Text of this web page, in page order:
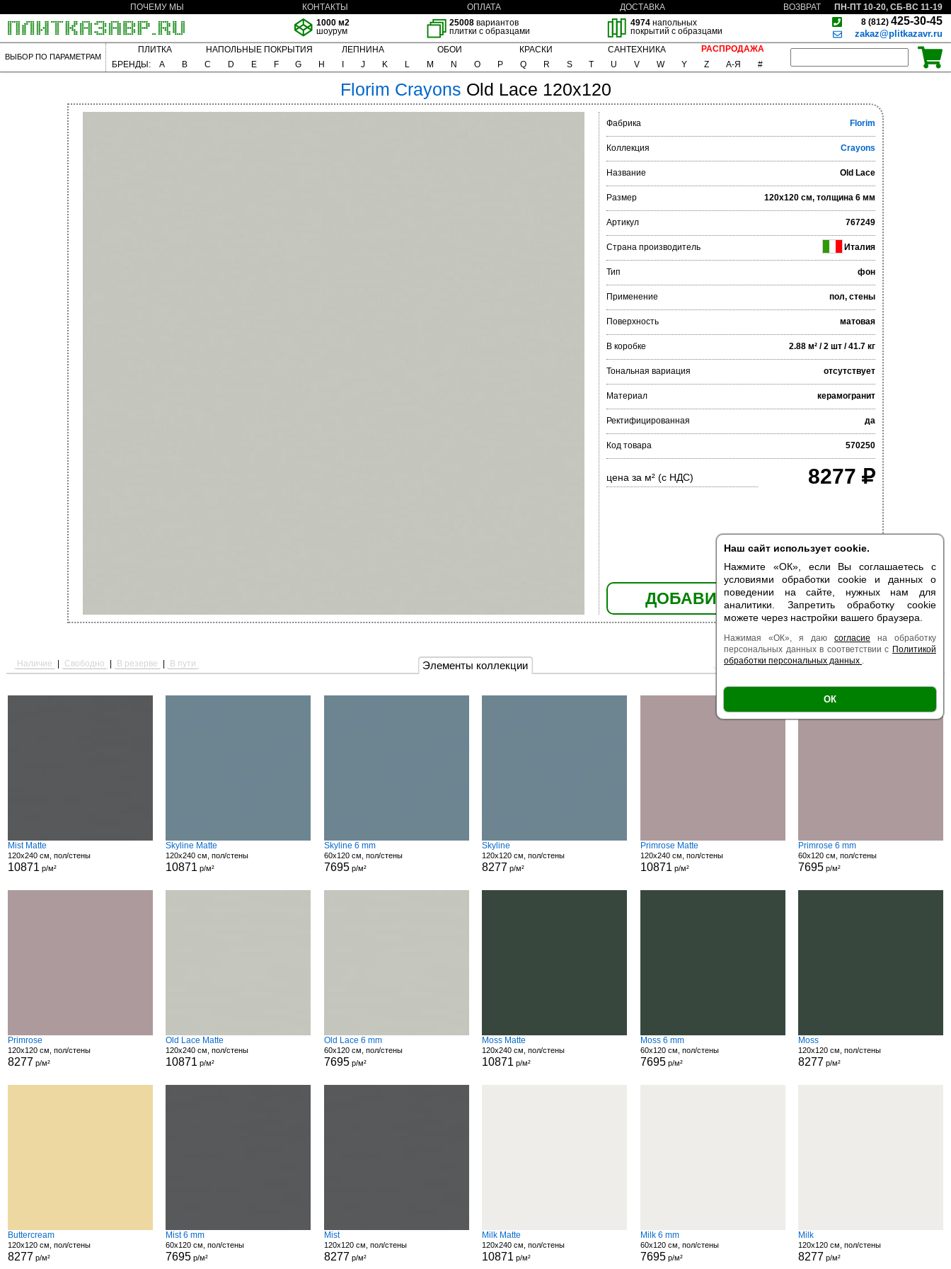
Наш сайт использует cookie.
Нажмите «ОК», если Вы соглашаетесь с
условиями обработки cookie и данных о
поведении на сайте, нужных нам для
аналитики. Запретить обработку cookie
можете через настройки вашего браузера.
Нажимая «ОК», я даю согласие на обработку
персональных данных в соответствии с Политикой
обработки персональных данных .
ОК
ПОЧЕМУ МЫ КОНТАКТЫ ОПЛАТА ДОСТАВКА ВОЗВРАТ
ПН-ПТ 10-20, СБ-ВС 11-19
1000 м2
шоурум
25008 вариантов
плитки с образцами
4974напольных
покрытий с образцами
8 (812) 425-30-45
zakaz@plitkazavr.ru
ВЫБОР ПО ПАРАМЕТРАМ
ПЛИТКА НАПОЛЬНЫЕ ПОКРЫТИЯ ЛЕПНИНА ОБОИ КРАСКИ САНТЕХНИКА
РАСПРОДАЖА
БРЕНДЫ:
A B C D E F G H J K L M N O P Q R S T U V W Y Z А-Я #
Florim Crayons Old Lace 120x120
Фабрика Florim
Коллекция Crayons
Название Old Lace
Размер 120x120 см, толщина 6 мм
Артикул 767249
Страна производитель Италия
Тип фон
Применение пол, стены
Поверхность матовая
В коробке 2.88 м² / 2 шт / 41.7 кг
Тональная вариация отсутствует
Материал керамогранит
Ректифицированная да
Код товара 570250
цена за м² (с НДС) 8277
ДОБАВИТЬ В КОРЗИНУ
Элементы коллекции
Наличие Свободно В резерве В пути Есть образец | Поверхность |
Mist Matte
120x240 см, пол/стены
10871 р/м²
Skyline Matte
120x240 см, пол/стены
10871 р/м²
Skyline 6 mm
60x120 см, пол/стены
7695р/м²
Skyline
120x120 см, пол/стены
8277 р/м²
Primrose Matte
120x240 см, пол/стены
10871 р/м²
Primrose 6 mm
60x120 см, пол/стены
7695 р/м²
Primrose
120x120 см, пол/стены
8277 р/м²
Old Lace Matte
120x240 см, пол/стены
10871 р/м²
Old Lace 6 mm
60x120 см, пол/стены
7695р/м²
Moss Matte
120x240 см, пол/стены
10871 р/м²
Moss 6 mm
60x120 см, пол/стены
7695р/м²
Moss
120x120 см, пол/стены
8277 р/м²
Buttercream
120x120 см, пол/стены
8277 р/м²
Mist 6 mm
60x120 см, пол/стены
7695 р/м²
Mist
120x120 см, пол/стены
8277 р/м²
Milk Matte
120x240 см, пол/стены
10871 р/м²
Milk 6 mm
60x120 см, пол/стены
7695р/м²
Milk
120x120 см, пол/стены
8277 р/м²